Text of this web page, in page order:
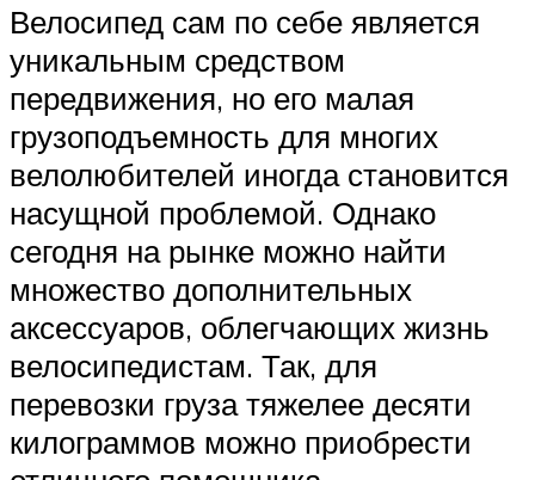
Велосипед сам по себе является
уникальным средством
передвижения, но его малая
грузоподъемность для многих
велолюбителей иногда становится
насущной проблемой. Однако
сегодня на рынке можно найти
множество дополнительных
аксессуаров, облегчающих жизнь
велосипедистам. Так, для
перевозки груза тяжелее десяти
килограммов можно приобрести